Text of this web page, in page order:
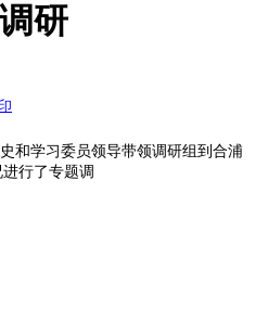
研
学习委员领导带领调研组到合浦
行了专题调